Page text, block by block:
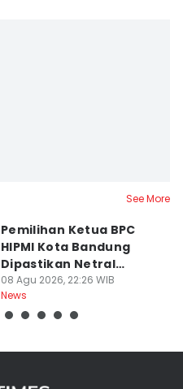
See More
Pemilihan Ketua BPC
HIPMI Kota Bandung
Dipastikan Netral
Tanpa Tekanan
08 Agu 2026, 22:26 WIB
News